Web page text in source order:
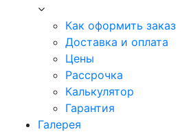
Как оформить заказ
Доставка и оплата
Цены
Рассрочка
Калькулятор
Гарантия
Галерея